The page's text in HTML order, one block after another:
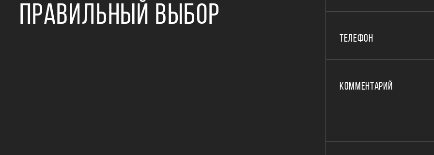
ПРАВИЛЬНЫЙ ВЫБОР
ТЕЛЕФОН
КОММЕНТАРИЙ